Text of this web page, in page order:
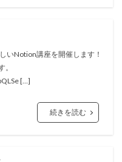
いNotion講座を開催します！
[…]
続きを読む